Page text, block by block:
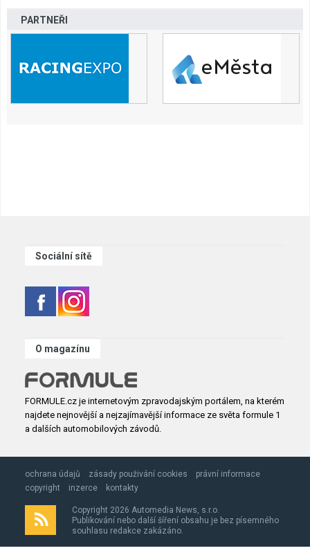
PARTNEŘI
Sociální sítě
O magazínu
FORMULE.cz je internetovým zpravodajským portálem, na kterém
najdete nejnovější a nejzajímavější informace ze světa formule 1
a dalších automobilových závodů.
ochrana údajů zásady použivání cookies
právní informace
copyright
inzerce kontakty
Copyright 2026 Automedia News, s.r.o.
Publikování nebo další šíření obsahu je bez písemného
souhlasu redakce zakázáno.